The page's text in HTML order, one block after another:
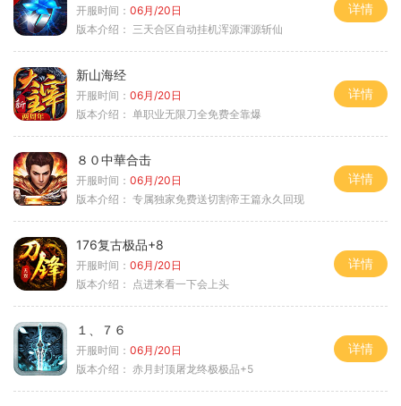
开服时间： 06月/20日
版本介绍： 三天合区自动挂机浑源渾源斩仙
详情
新山海经
开服时间： 06月/20日
版本介绍： 单职业无限刀全免费全靠爆
详情
８０中華合击
开服时间： 06月/20日
版本介绍： 专属独家免费送切割帝王篇永久回现
详情
176复古极品+8
开服时间： 06月/20日
版本介绍： 点进来看一下会上头
详情
１、７６
开服时间： 06月/20日
版本介绍： 赤月封顶屠龙终极极品+5
详情